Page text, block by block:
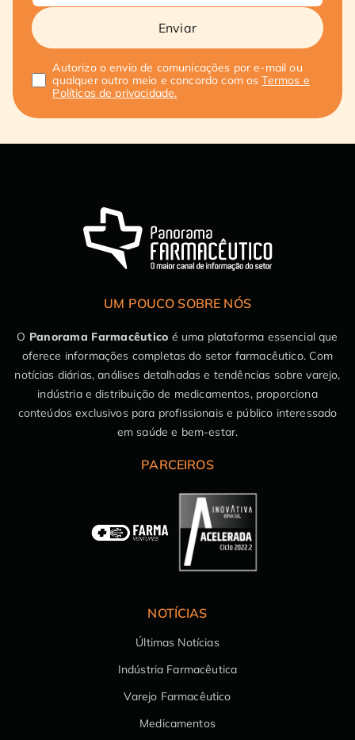
Enviar
Autorizo o envio de comunicações por e-mail ou
qualquer outro meio e concordo com osTermos e
Políticas de privacidade.
UM POUCO SOBRE NÓS
O Panorama Farmacêutico é uma plataforma essencial que
oferece informações completas do setor farmacêutico. Com
notícias diárias, análises detalhadas e tendências sobre varejo,
indústria e distribuição de medicamentos, proporciona
conteúdos exclusivos para profissionais e público interessado
em saúde e bem-estar.
PARCEIROS
NOTÍCIAS
Últimas Notícias
Indústria Farmacêutica
Varejo Farmacêutico
Medicamentos